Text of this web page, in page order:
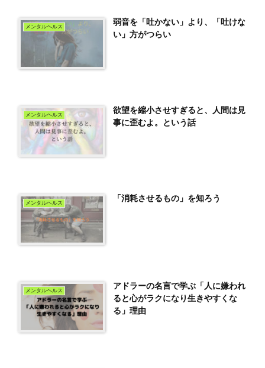
メンタルヘルス
弱音を「吐かない」より、「吐けな
い」方がつらい
メンタルヘルス
欲望を縮小させすぎると、人間は見
事に歪むよ。という話
メンタルヘルス 「消耗させるもの」を知ろう
メンタルヘルス
アドラーの名言で学ぶ「人に嫌われ
ると心がラクになり生きやすくな
る」理由